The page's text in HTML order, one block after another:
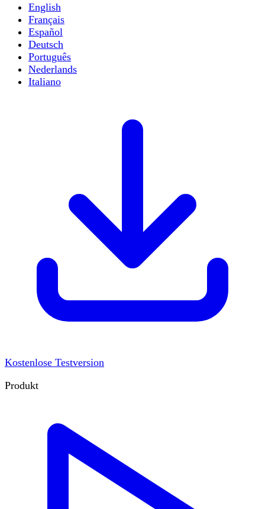
English
Français
Español
Deutsch
Português
Nederlands
Italiano
Kostenlose Testversion
Produkt